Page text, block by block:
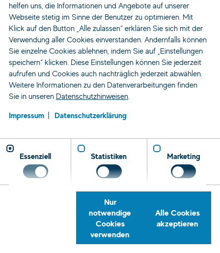
Zeitarbeit und Personaldienstleistung
Rückrufservice
Telefon E-
helfen uns, die Informationen und Angebote auf unserer
Webseite stetig im Sinne der Benutzer zu optimieren. Mit
Klick auf den Button „Alle zulassen“ erklären Sie sich mit der
Verwendung aller Cookies einverstanden. Andernfalls können
Sie einzelne Cookies ablehnen, indem Sie auf „Einstellungen
speichern“ klicken. Diese Einstellungen können Sie jederzeit
aufrufen und Cookies auch nachträglich jederzeit abwählen.
Weitere Informationen zu den Datenverarbeitungen finden
Sie in unseren Datenschutzhinweisen.
Impressum
Datenschutzerklärung
Essenziell Statistiken Marketing
Nur
notwendige
Cookies
verwenden
Alle Cookies
akzeptieren